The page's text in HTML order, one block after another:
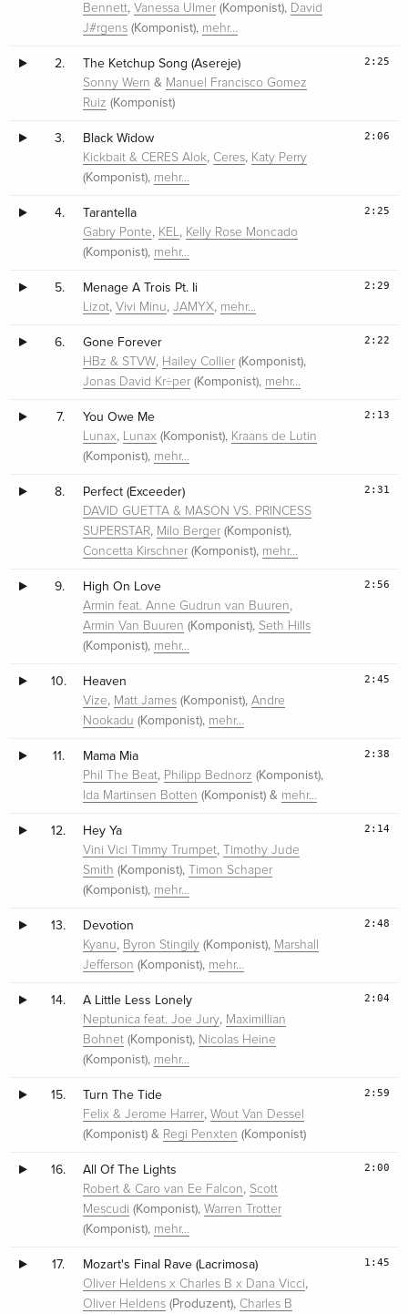
Bennett,Vanessa Ulmer (Komponist), David
J#rgens (Komponist), mehr…
2. The Ketchup Song (Asereje)
Sonny Wern & Manuel Francisco Gomez
Ruiz (Komponist)
2:25
3. Black Widow
Kickbait & CERES Alok, Ceres, Katy Perry
(Komponist), mehr…
2:06
4. Tarantella
Gabry Ponte, KEL, Kelly Rose Moncado
(Komponist), mehr…
2:25
5. Menage A Trois Pt. Ii
Lizot,Vivi Minu,JAMYX, mehr…
2:29
6. Gone Forever
HBz & STVW, Hailey Collier (Komponist),
Jonas David Kr÷per (Komponist), mehr…
2:22
7. You Owe Me
Lunax, Lunax (Komponist), Kraans de Lutin
(Komponist), mehr…
2:13
8. Perfect (Exceeder)
DAVID GUETTA & MASON VS. PRINCESS
SUPERSTAR, Milo Berger (Komponist),
Concetta Kirschner (Komponist), mehr…
2:31
9. High On Love
Armin feat. Anne Gudrun van Buuren,
Armin Van Buuren (Komponist), Seth Hills
(Komponist), mehr…
2:56
10. Heaven
Vize, Matt James (Komponist),Andre
Nookadu (Komponist), mehr…
2:45
11. Mama Mia
Phil The Beat, Philipp Bednorz (Komponist),
Ida Martinsen Botten (Komponist) & mehr…
2:38
12. Hey Ya
Vini Vici Timmy Trumpet, Timothy Jude
Smith (Komponist), Timon Schaper
(Komponist), mehr…
2:14
13. Devotion
Kyanu, Byron Stingily (Komponist), Marshall
Jefferson (Komponist), mehr…
2:48
14. A Little Less Lonely
Neptunica feat. Joe Jury, Maximillian
Bohnet (Komponist), Nicolas Heine
(Komponist), mehr…
2:04
15. Turn The Tide
Felix & Jerome Harrer,Wout Van Dessel
(Komponist) & Regi Penxten (Komponist)
2:59
16. All Of The Lights
Robert & Caro van Ee Falcon, Scott
Mescudi (Komponist),Warren Trotter
(Komponist), mehr…
2:00
17. Mozart's Final Rave (Lacrimosa)
Oliver Heldens x Charles B x Dana Vicci,
Oliver Heldens (Produzent), Charles B
1:45